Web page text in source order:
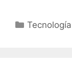
C
Tecnología